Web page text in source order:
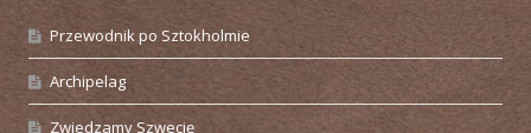
Przewodnik po Sztokholmie
Archipelag
Zwiedzamy Szwecję